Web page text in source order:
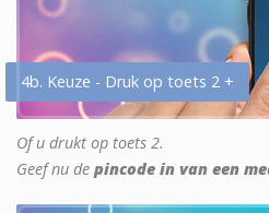
4b. Keuze - Druk op toets 2 +
Of u drukt op toets 2.
Geef nu de pincode in van een